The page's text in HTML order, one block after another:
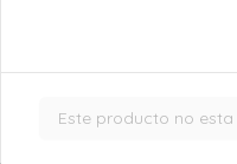
Este producto no